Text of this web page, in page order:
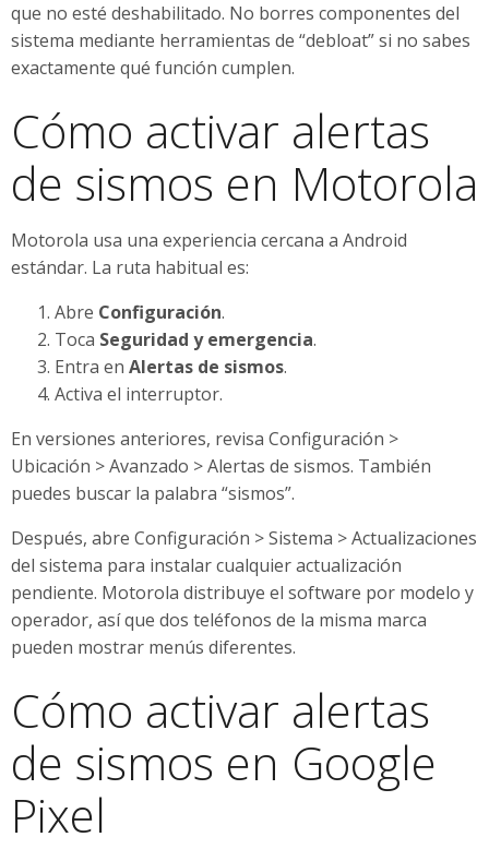
que no esté deshabilitado. No borres componentes del
sistema mediante herramientas de “debloat” si no sabes
exactamente qué función cumplen.
Cómo activar alertas
de sismos en Motorola
Motorola usa una experiencia cercana a Android
estándar. La ruta habitual es:
Abre Configuración.
Toca Seguridad y emergencia.
Entra en Alertas de sismos.
Activa el interruptor.
En versiones anteriores, revisa Configuración >
Ubicación > Avanzado > Alertas de sismos. También
puedes buscar la palabra “sismos”.
Después, abre Configuración > Sistema > Actualizaciones
del sistema para instalar cualquier actualización
pendiente. Motorola distribuye el software por modelo y
operador, así que dos teléfonos de la misma marca
pueden mostrar menús diferentes.
Cómo activar alertas
de sismos en Google
Pixel